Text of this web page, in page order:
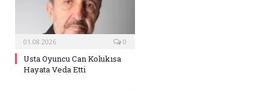
01.08.2026 0
Usta Oyuncu Can Kolukısa
Hayata Veda Etti